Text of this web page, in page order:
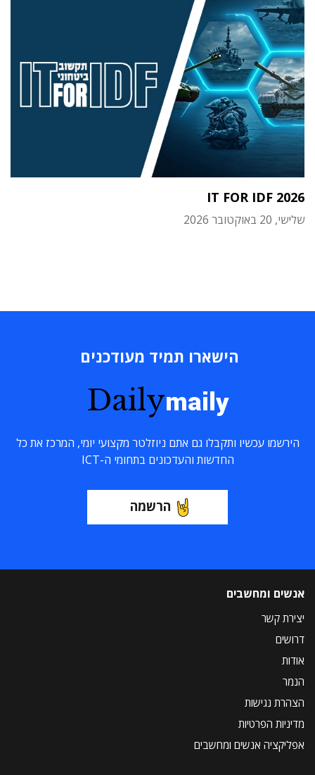
IT FOR IDF 2026
שלישי, 20 באוקטובר 2026
הישארו תמיד מעודכנים
Dailymaily
הירשמו עכשיו ותקבלו גם אתם ניוזלטר מקצועי יומי, המרכז את כל
החדשות והעדכונים בתחומי ה-ICT
הרשמה
אנשים ומחשבים
יצירת קשר
דרושים
אודות
הנמר
הצהרת נגישות
מדיניות הפרטיות
אפליקציה אנשים ומחשבים